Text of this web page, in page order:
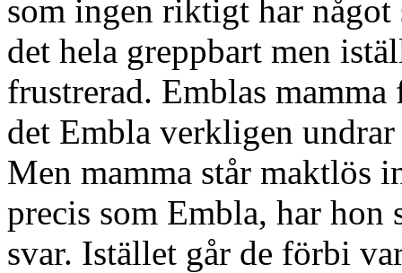
som ingen riktigt har
det hela greppbart men
frustrerad. Emblas
det Embla verkligen
Men mamma står maktlös
precis som Embla, har
svar. Istället går de förbi